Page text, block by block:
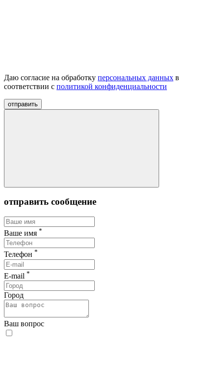
Даю согласие на обработку персональных данных в
соответствии с политикой конфиденциальности
отправить
отправить сообщение
Ваше имя *
Телефон *
E-mail *
Город
Ваш вопрос